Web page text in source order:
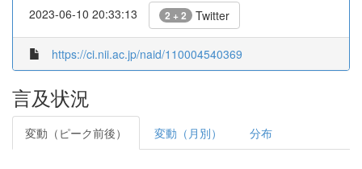
2023-06-10 20:33:13 2 + 2 Twitter
https://ci.nii.ac.jp/naid/110004540369
言及状況
変動（ピーク前後） 変動（月別） 分布